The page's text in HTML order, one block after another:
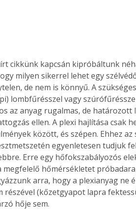
cikkünk kapcsán kipróbáltunk
milyen sikerrel lehet egy
de nem is könnyű. A
lombfűrésszel vagy
az anyag rugalmas, de határozott
ellen. A plexi hajlítása csak
között, és szépen. Ehhez az
egyenletesen tudjuk
Erre egy hőfokszabályozós
megfelelő hőmérsékletet
arra, hogy a plexianyag ne
részével (kőzetgyapot lapra
hője sem.